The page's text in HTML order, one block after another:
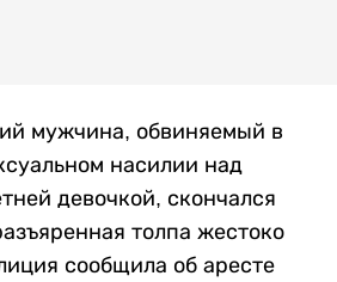
мужчина, обвиняемый в
насилии над
девочкой, скончался
толпа жестоко
сообщила об аресте